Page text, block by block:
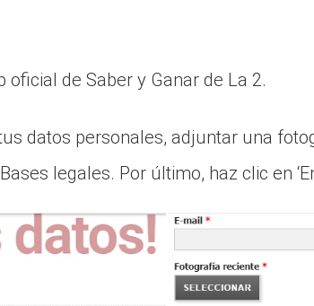
oficial de Saber y Ganar de La 2.
datos personales, adjuntar una
legales. Por último, haz clic en